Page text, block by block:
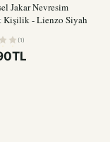
Jakar Nevresim
Kişilik - Lienzo Siyah
(1)